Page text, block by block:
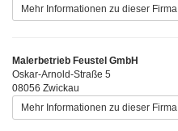
Mehr Informationen zu dieser Firma
Malerbetrieb Feustel GmbH
Oskar-Arnold-Straße 5
08056 Zwickau
Mehr Informationen zu dieser Firma